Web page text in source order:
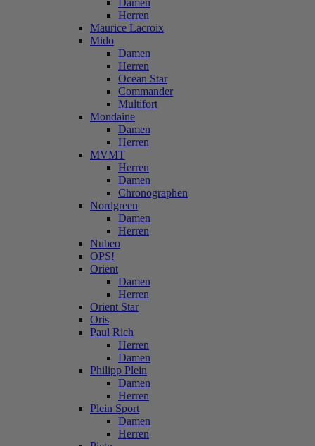
Damen
Herren
Maurice Lacroix
Mido
Damen
Herren
Ocean Star
Commander
Multifort
Mondaine
Damen
Herren
MVMT
Herren
Damen
Chronographen
Nordgreen
Damen
Herren
Nubeo
OPS!
Orient
Damen
Herren
Orient Star
Oris
Paul Rich
Herren
Damen
Philipp Plein
Damen
Herren
Plein Sport
Damen
Herren